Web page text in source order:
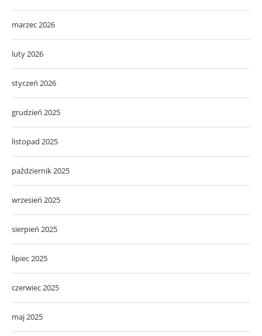
marzec 2026
luty 2026
styczeń 2026
grudzień 2025
listopad 2025
październik 2025
wrzesień 2025
sierpień 2025
lipiec 2025
czerwiec 2025
maj 2025